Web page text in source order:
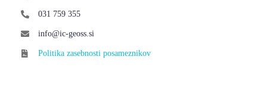
031 759 355
info@ic-geoss.si
Politika zasebnosti posameznikov